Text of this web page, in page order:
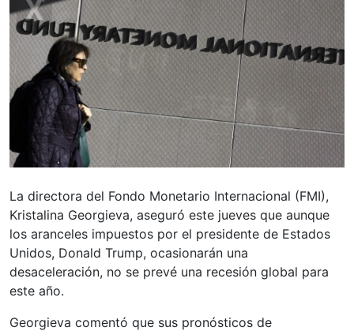
La directora del Fondo Monetario Internacional (FMI),
Kristalina Georgieva, aseguró este jueves que aunque
los aranceles impuestos por el presidente de Estados
Unidos, Donald Trump, ocasionarán una
desaceleración, no se prevé una recesión global para
este año.
Georgieva comentó que sus pronósticos de